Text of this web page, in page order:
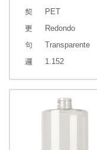
PET
Redondo
Transparente
1.152